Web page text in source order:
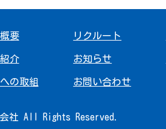
要
介
への取組
リクルート
お知らせ
お問い合わせ
社 All Rights Reserved.